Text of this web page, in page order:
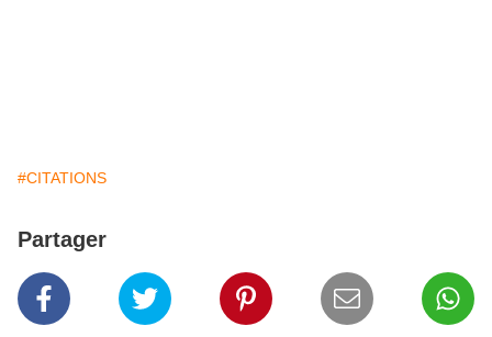
#CITATIONS
Partager